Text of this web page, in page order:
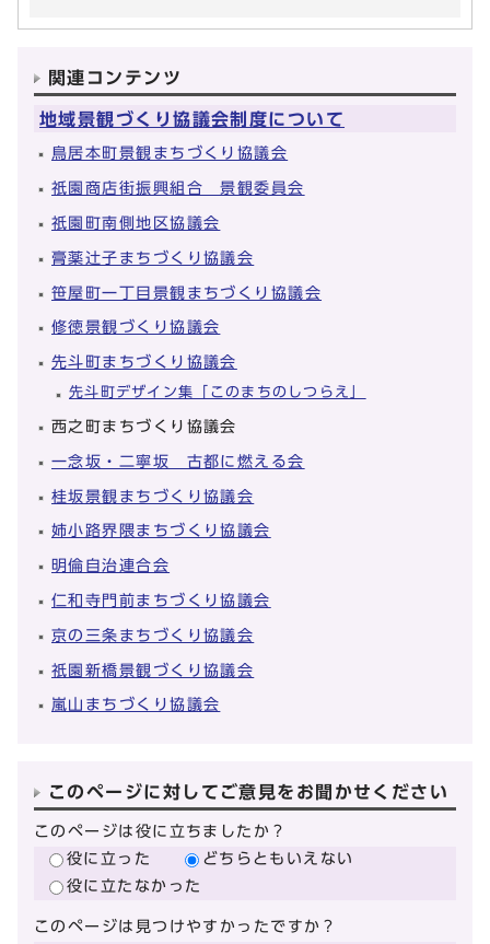
関連コンテンツ
地域景観づくり協議会制度について
鳥居本町景観まちづくり協議会
祇園商店街振興組合 景観委員会
祇園町南側地区協議会
膏薬辻子まちづくり協議会
笹屋町一丁目景観まちづくり協議会
修徳景観づくり協議会
先斗町まちづくり協議会
先斗町デザイン集「このまちのしつらえ」
西之町まちづくり協議会
一念坂・二寧坂 古都に燃える会
桂坂景観まちづくり協議会
姉小路界隈まちづくり協議会
明倫自治連合会
仁和寺門前まちづくり協議会
京の三条まちづくり協議会
祇園新橋景観づくり協議会
嵐山まちづくり協議会
このページに対してご意見をお聞かせください
このページは役に立ちましたか？
役に立った
どちらともいえない
役に立たなかった
このページは見つけやすかったですか？